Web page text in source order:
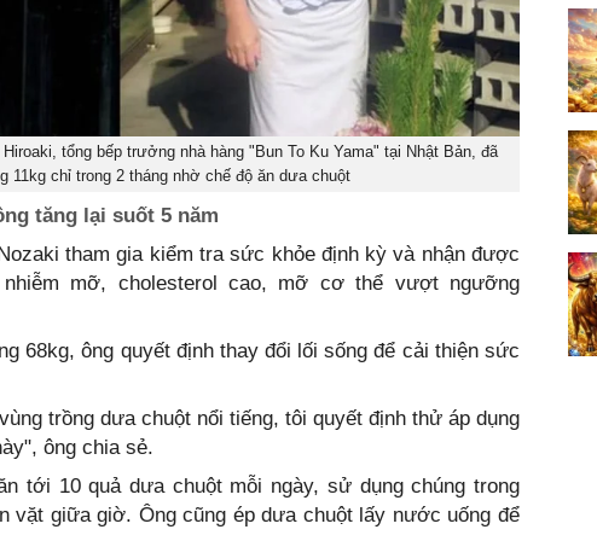
tổng bếp trưởng nhà hàng "Bun To Ku Yama" tại Nhật Bản, đã
11kg chỉ trong 2 tháng nhờ chế độ ăn dưa chuột
tăng lại suốt 5 năm
tham gia kiểm tra sức khỏe định kỳ và nhận được
nhiễm mỡ, cholesterol cao, mỡ cơ thể vượt ngưỡng
68kg, ông quyết định thay đổi lối sống để cải thiện sức
trồng dưa chuột nổi tiếng, tôi quyết định thử áp dụng
ông chia sẻ.
tới 10 quả dưa chuột mỗi ngày, sử dụng chúng trong
vặt giữa giờ. Ông cũng ép dưa chuột lấy nước uống để